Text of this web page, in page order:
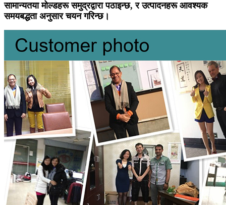
सामान्यतया मोल्डहरू समुद्रद्वारा पठाइन्छ, र उत्पादनहरू आवश्यक
समयबद्धता अनुसार चयन गरिन्छ।